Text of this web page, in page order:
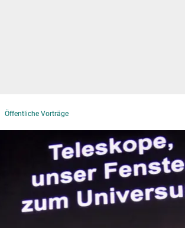
Öffentliche Vorträge